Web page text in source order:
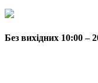
Без вихідних 10:00 –